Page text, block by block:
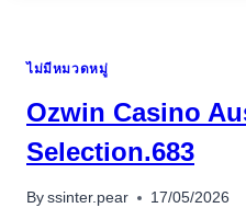
GUIDE
MEANINGS,
ไม่มีหมวดหมู่
Ozwin Casino
Selection.683
By ssinter.pear 17/05/2026